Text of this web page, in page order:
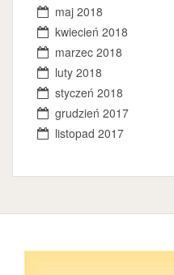
maj 2018
kwiecień 2018
marzec 2018
luty 2018
styczeń 2018
grudzień 2017
listopad 2017